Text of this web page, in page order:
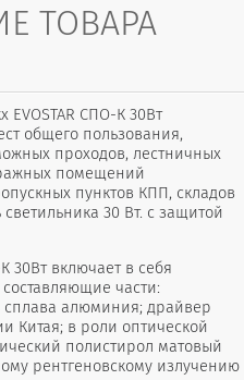
ТОВАРА
СПО-К 30Вт
общего пользования,
проходов, лестничных
помещений
пунктов КПП, складов
30 Вт. с защитой
30Вт включает в себя
части:
сплава алюминия; драйвер
Китая; в роли оптической
полистирол матовый
рентгеновскому излучению